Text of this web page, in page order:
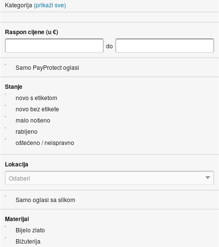
Kategorija (prikaži sve)
Raspon cijene (u €)
do
Samo PayProtect oglasi
Stanje
novo s etiketom
novo bez etikete
malo nošeno
rabljeno
oštećeno / neispravno
Lokacija
Odaberi
Samo oglasi sa slikom
Materijal
Bijelo zlato
Bižuterija